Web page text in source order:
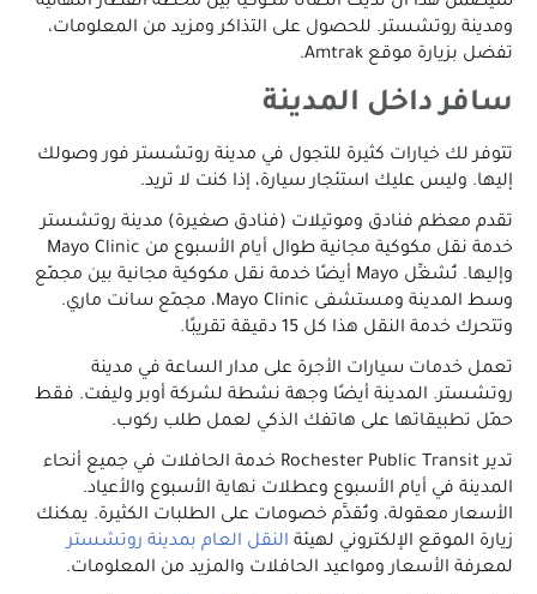
ومدينة روتشستر. للحصول على التذاكر ومزيد من المعلومات،
تفضل بزيارة موقع Amtrak.
سافر داخل المدينة
تتوفر لك خيارات كثيرة للتجول في مدينة روتشستر فور وصولك
إليها. وليس عليك استئجار سيارة، إذا كنت لا تريد.
تقدم معظم فنادق وموتيلات (فنادق صغيرة) مدينة روتشستر
خدمة نقل مكوكية مجانية طوال أيام الأسبوع من Mayo Clinic
وإليها. تُشغِّل Mayo أيضًا خدمة نقل مكوكية مجانية بين مجمّع
وسط المدينة ومستشفى Mayo Clinic‏، مجمّع سانت ماري.
وتتحرك خدمة النقل هذا كل 15 دقيقة تقريبًا.
تعمل خدمات سيارات الأجرة على مدار الساعة في مدينة
روتشستر. المدينة أيضًا وجهة نشطة لشركة أوبر وليفت. فقط
حمّل تطبيقاتها على هاتفك الذكي لعمل طلب ركوب.
تدير Rochester Public Transit خدمة الحافلات في جميع أنحاء
المدينة في أيام الأسبوع وعطلات نهاية الأسبوع والأعياد.
الأسعار معقولة، وتُقدَّم خصومات على الطلبات الكثيرة. يمكنك
زيارة الموقع الإلكتروني لهيئة النقل العام بمدينة روتشستر
لمعرفة الأسعار ومواعيد الحافلات والمزيد من المعلومات.